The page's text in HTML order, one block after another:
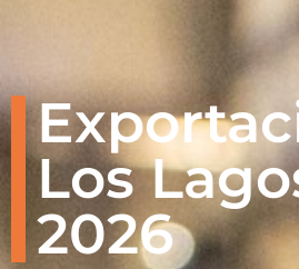
Los
2026